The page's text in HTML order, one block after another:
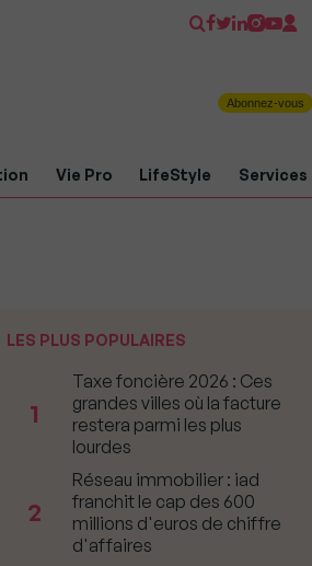
Abonnez-vous
Vie Pro LifeStyle Services
LES PLUS POPULAIRES
1
Taxe foncière 2026 : Ces
grandes villes où la facture
restera parmi les plus
lourdes
2
Réseau immobilier : iad
franchit le cap des 600
millions d'euros de chiffre
d'affaires